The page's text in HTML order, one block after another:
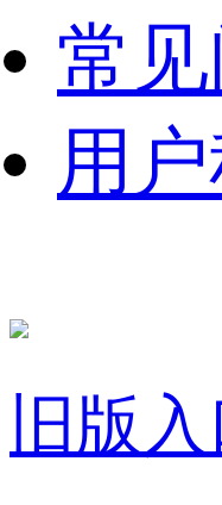
常
用
旧版